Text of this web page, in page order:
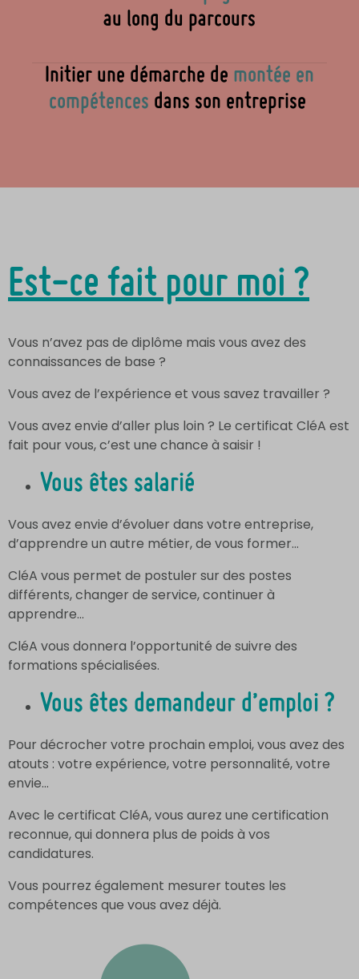
au long du parcours
Initier une démarche de montée en
compétences dans son entreprise
Est-ce fait pour moi ?
Vous n’avez pas de diplôme mais vous avez des
connaissances de base ?
Vous avez de l’expérience et vous savez travailler ?
Vous avez envie d’aller plus loin ? Le certificat CléA est
fait pour vous, c’est une chance à saisir !
Vous êtes salarié
Vous avez envie d’évoluer dans votre entreprise,
d’apprendre un autre métier, de vous former…
CléA vous permet de postuler sur des postes
différents, changer de service, continuer à
apprendre…
CléA vous donnera l’opportunité de suivre des
formations spécialisées.
Vous êtes demandeur d’emploi ?
Pour décrocher votre prochain emploi, vous avez des
atouts : votre expérience, votre personnalité, votre
envie…
Avec le certificat CléA, vous aurez une certification
reconnue, qui donnera plus de poids à vos
candidatures.
Vous pourrez également mesurer toutes les
compétences que vous avez déjà.